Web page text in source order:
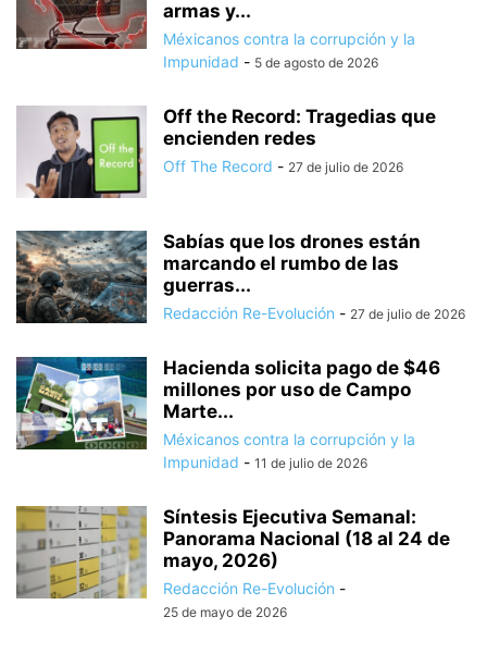
armas y...
Méxicanos contra la corrupción y la
Impunidad - 5 de agosto de 2026
Off the Record: Tragedias que
encienden redes
Off The Record - 27 de julio de 2026
Sabías que los drones están
marcando el rumbo de las
guerras...
Redacción Re-Evolución - 27 de julio de 2026
Hacienda solicita pago de $46
millones por uso de Campo
Marte...
Méxicanos contra la corrupción y la
Impunidad - 11 de julio de 2026
Síntesis Ejecutiva Semanal:
Panorama Nacional (18 al 24 de
mayo, 2026)
Redacción Re-Evolución -
25 de mayo de 2026